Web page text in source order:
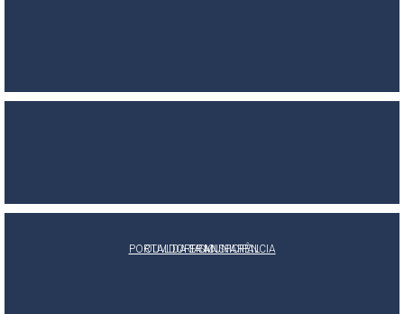
PORTAL DA TRANSPARÊNCIA
E-SIC
OUVIDORIA MUNICIPAL